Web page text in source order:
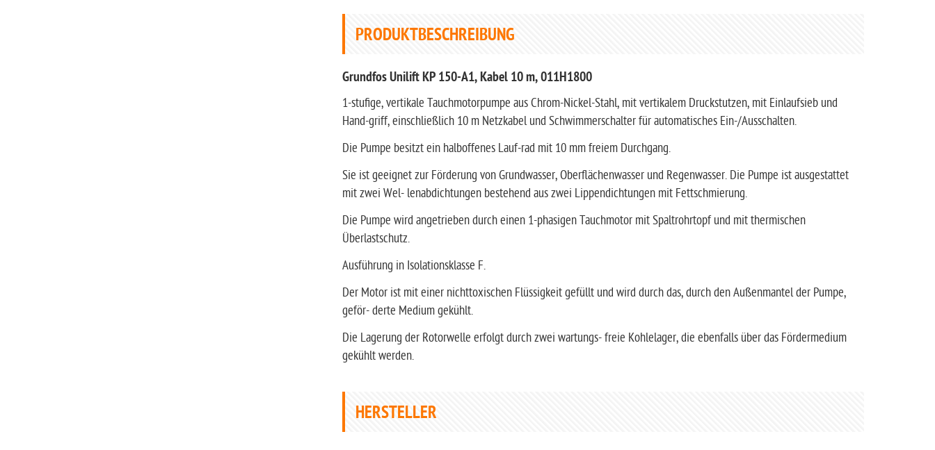
PRODUKTBESCHREIBUNG
Grundfos Unilift KP 150-A1, Kabel 10 m, 011H1800
1-stufige, vertikale Tauchmotorpumpe aus Chrom-Nickel-Stahl, mit vertikalem Druckstutzen, mit Einlaufsieb und
Hand-griff, einschließlich 10 m Netzkabel und Schwimmerschalter für automatisches Ein-/Ausschalten.
Die Pumpe besitzt ein halboffenes Lauf-rad mit 10 mm freiem Durchgang.
Sie ist geeignet zur Förderung von Grundwasser, Oberflächenwasser und Regenwasser. Die Pumpe ist ausgestattet
mit zwei Wel- lenabdichtungen bestehend aus zwei Lippendichtungen mit Fettschmierung.
Die Pumpe wird angetrieben durch einen 1-phasigen Tauchmotor mit Spaltrohrtopf und mit thermischen
Überlastschutz.
Ausführung in Isolationsklasse F.
Der Motor ist mit einer nichttoxischen Flüssigkeit gefüllt und wird durch das, durch den Außenmantel der Pumpe,
geför- derte Medium gekühlt.
Die Lagerung der Rotorwelle erfolgt durch zwei wartungs- freie Kohlelager, die ebenfalls über das Fördermedium
gekühlt werden.
HERSTELLER